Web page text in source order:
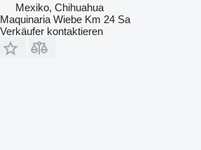
Mexiko, Chihuahua
Maquinaria Wiebe Km 24 Sa
Verkäufer kontaktieren